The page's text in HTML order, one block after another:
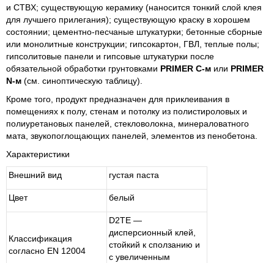
и CTBX; существующую керамику (наносится тонкий слой клея
для лучшего прилегания); существующую краску в хорошем
состоянии; цементно-песчаные штукатурки; бетонные сборные
или монолитные конструкции; гипсокартон, ГВЛ, теплые полы;
гипсолитовые панели и гипсовые штукатурки после
обязательной обработки грунтовками PRIMER C-м или PRIMER
N-м (см. синоптическую таблицу).
Кроме того, продукт предназначен для приклеивания в
помещениях к полу, стенам и потолку из полистироловых и
полиуретановых панелей, стекловолокна, минераловатного
мата, звукопоглощающих панелей, элементов из пенобетона.
Характеристики
Внешний вид густая паста
Цвет белый
Классификация
согласно EN 12004
D2TE —
дисперсионный клей,
стойкий к сползанию и
с увеличенным